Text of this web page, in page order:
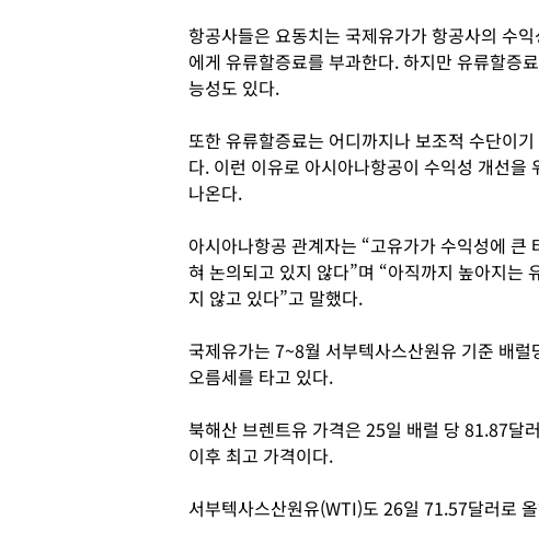
항공사들은 요동치는 국제유가가 항공사의 수
에게 유류할증료를 부과한다. 하지만 유류할증
능성도 있다.
또한 유류할증료는 어디까지나 보조적 수단이
다. 이런 이유로 아시아나항공이 수익성 개선을
나온다.
아시아나항공 관계자는 “고유가가 수익성에 큰
혀 논의되고 있지 않다”며 “아직까지 높아지는
지 않고 있다”고 말했다.
국제유가는 7~8월 서부텍사스산원유 기준 배
오름세를 타고 있다.
북해산 브렌트유 가격은 25일 배럴 당 81.87달
이후 최고 가격이다.
서부텍사스산원유(WTI)도 26일 71.57달러로